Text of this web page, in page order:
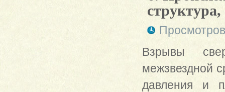
Взрывы
межзвездной
давления и